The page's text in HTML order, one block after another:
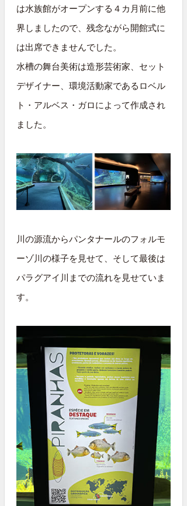
は水族館がオープンする４カ月前に他
界しましたので、残念ながら開館式に
は出席できませんでした。
水槽の舞台美術は造形芸術家、セット
デザイナー、環境活動家であるロベル
ト・アルベス・ガロによって作成され
ました。
川の源流からパンタナールのフォルモ
ーゾ川の様子を見せて、そして最後は
パラグアイ川までの流れを見せていま
す。